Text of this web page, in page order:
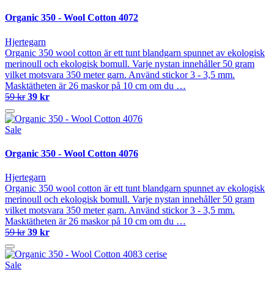
Organic 350 - Wool Cotton 4072
Hjertegarn
Organic 350 wool cotton är ett tunt blandgarn spunnet av ekologisk
merinoull och ekologisk bomull. Varje nystan innehåller 50 gram
vilket motsvara 350 meter garn. Använd stickor 3 - 3,5 mm.
Masktätheten är 26 maskor på 10 cm om du …
59 kr 39 kr
Sale
Organic 350 - Wool Cotton 4076
Hjertegarn
Organic 350 wool cotton är ett tunt blandgarn spunnet av ekologisk
merinoull och ekologisk bomull. Varje nystan innehåller 50 gram
vilket motsvara 350 meter garn. Använd stickor 3 - 3,5 mm.
Masktätheten är 26 maskor på 10 cm om du …
59 kr 39 kr
Sale